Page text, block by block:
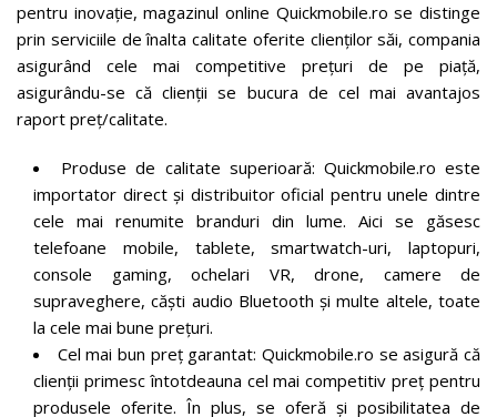
pentru inovație, magazinul online Quickmobile.ro se distinge
prin serviciile de înalta calitate oferite clienților săi, compania
asigurând cele mai competitive prețuri de pe piață,
asigurându-se că clienții se bucura de cel mai avantajos
raport preț/calitate.
Produse de calitate superioară: Quickmobile.ro este
importator direct și distribuitor oficial pentru unele dintre
cele mai renumite branduri din lume. Aici se găsesc
telefoane mobile, tablete, smartwatch-uri, laptopuri,
console gaming, ochelari VR, drone, camere de
supraveghere, căști audio Bluetooth și multe altele, toate
la cele mai bune prețuri.
Cel mai bun preț garantat: Quickmobile.ro se asigură că
clienții primesc întotdeauna cel mai competitiv preț pentru
produsele oferite. În plus, se oferă și posibilitatea de